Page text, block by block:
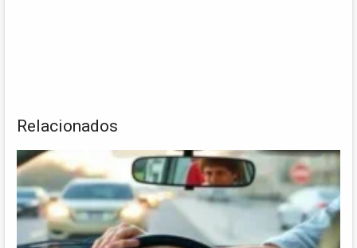
Relacionados